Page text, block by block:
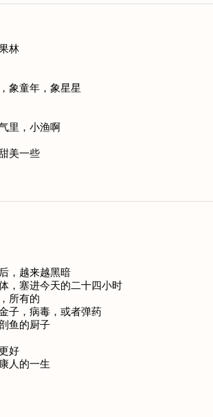
林
象童年，象星星
里，小渔啊
美一些
，越来越黑暗
，塞进今天的二十四小时
所有的
子，病毒，或者弹药
鱼的厨子
好
人的一生